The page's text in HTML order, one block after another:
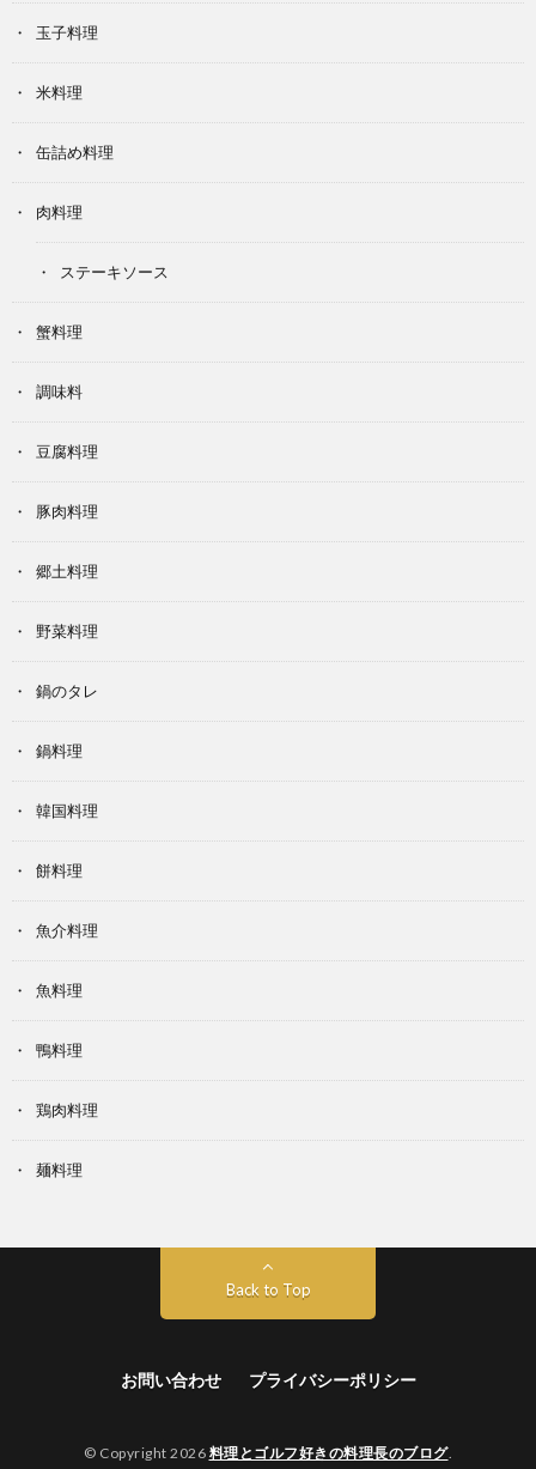
玉子料理
米料理
缶詰め料理
肉料理
ステーキソース
蟹料理
調味料
豆腐料理
豚肉料理
郷土料理
野菜料理
鍋のタレ
鍋料理
韓国料理
餅料理
魚介料理
魚料理
鴨料理
鶏肉料理
麺料理
Back to Top
お問い合わせ プライバシーポリシー
© Copyright 2026 料理とゴルフ好きの料理長のブログ.